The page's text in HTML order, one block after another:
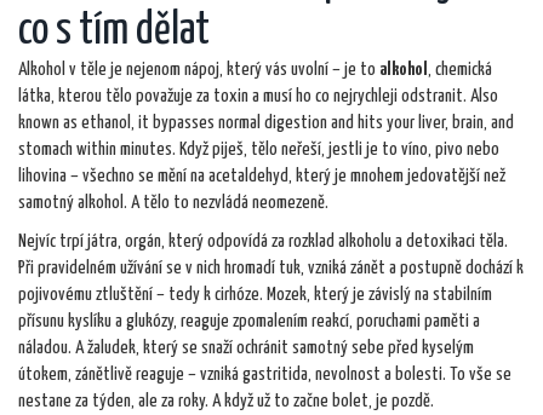
co s tím dělat
Alkohol v těle je nejenom nápoj, který vás uvolní – je to alkohol , chemická
látka, kterou tělo považuje za toxin a musí ho co nejrychleji odstranit. Also
known as ethanol , it bypasses normal digestion and hits your liver, brain, and
stomach within minutes. Když piješ, tělo neřeší, jestli je to víno, pivo nebo
lihovina – všechno se mění na acetaldehyd, který je mnohem jedovatější než
samotný alkohol. A tělo to nezvládá neomezeně.
Nejvíc trpí játra, orgán, který odpovídá za rozklad alkoholu a detoxikaci těla.
Při pravidelném užívání se v nich hromadí tuk, vzniká zánět a postupně dochází k
pojivovému ztluštění – tedy k cirhóze. Mozek, který je závislý na stabilním
přísunu kyslíku a glukózy, reaguje zpomalením reakcí, poruchami paměti a
náladou. Ažaludek, který se snaží ochránit samotný sebe před kyselým
útokem, zánětlivě reaguje – vzniká gastritida, nevolnost a bolesti. To vše se
nestane za týden, ale za roky. A když už to začne bolet, je pozdě.